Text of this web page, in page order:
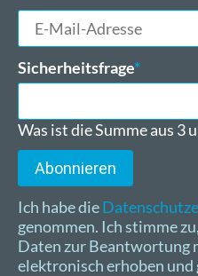
E-
Mail-
Adresse
Pflichtfeld
Sicherheitsfrage*
Was ist die Summe aus 3
Abonnieren
Ich habe die
genommen. Ich stimme
Daten zur Beantwortung
elektronisch erhoben und